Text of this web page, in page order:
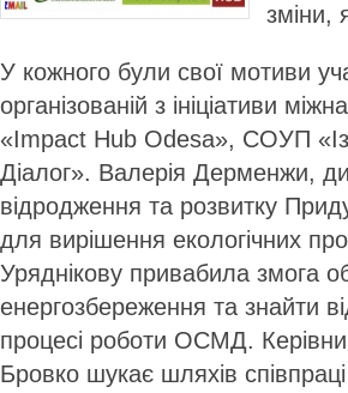
зміни,
У кожного були свої мотиви
організованій з ініціативи
«Impact Hub Odesa», СОУП
Діалог». Валерія Дерменжи,
відродження та розвитку
для вирішення екологічних
Уряднікову привабила змога
енергозбереження та знайти
процесі роботи ОСМД.
Бровко шукає шляхів